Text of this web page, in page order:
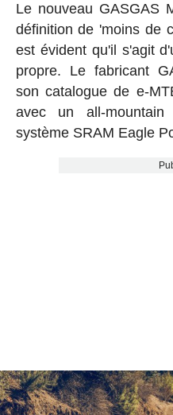
Le nouveau GASGAS
définition de 'moins de
est évident qu'il s'agit
propre. Le fabricant
son catalogue de e-
avec un all-
système SRAM Eagle